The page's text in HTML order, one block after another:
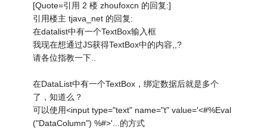
[Quote=引用 2 楼 zhoufoxcn 的回复:]
引用楼主 tjava_net 的回复:
在datalist中有一个TextBox输入框
我现在想通过JS获得TextBox中的内容,,?
请各位指教一下..
在DataList中有一个TextBox，绑定数据后就是多个
了，知道么？
可以使用<input type="text" name="t" value='<#%Eval
("DataColumn") %#>'...的方式